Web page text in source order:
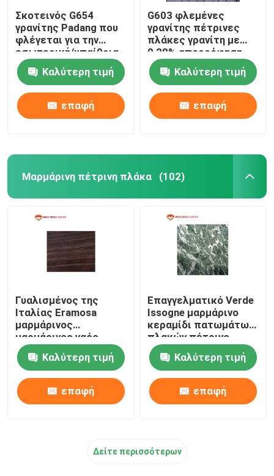
Σκοτεινός G654
γρανίτης Padang που
φλέγεται για την
εσωτερική/υπαίθρια
επίστρωση
πατωμάτων
Καλύτερη τιμή
επαφή
G603 φλεμένες
γρανίτης πέτρινες
πλάκες γρανίτη με
0,28% απορρόφηση
νερού
Καλύτερη τιμή
επαφή
Μαρμάρινη πέτρινη πλάκα (102)
Γυαλισμένος της
Ιταλίας Eramosa
μαρμάρινος
μαρμάρινος ναός
φραγμών πλακών
μαρμάρινος για το
σπίτι
Καλύτερη τιμή
επαφή
Επαγγελματικό Verde
Issogne μαρμάρινο
κεραμίδι πατωμάτων
πλακών πέτρινο,
εσωτερικό μαρμάρινο
Καλύτερη τιμή
επαφή
Δείτε περισσότερων